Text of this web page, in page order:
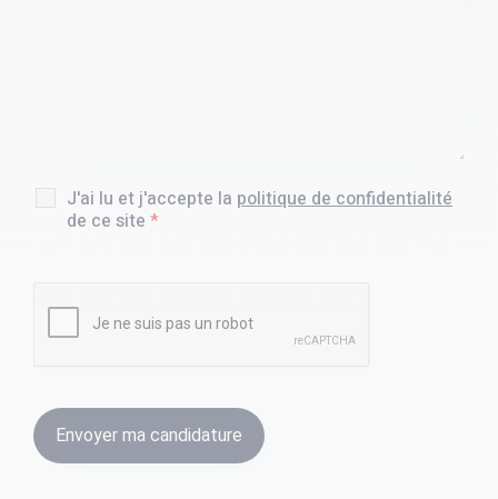
J'ai lu et j'accepte la politique de confidentialité
de ce site *